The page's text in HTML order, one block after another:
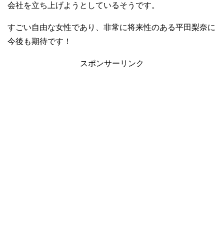
会社を立ち上げようとしているそうです。
すごい自由な女性であり、非常に将来性のある平田梨奈に
今後も期待です！
スポンサーリンク